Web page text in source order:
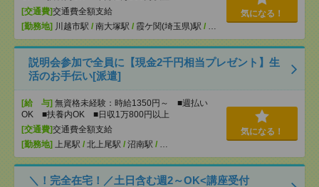
[交通費]交通費全額支給
[勤務地] 川越市駅 / 南大塚駅 / 霞ケ関(埼玉県)駅 / …
気になる！
説明会参加で全員に【現金2千円相当プレゼント】生
活のお手伝い[派遣]
[給 与] 無資格未経験：時給1350円～ ■週払い
OK ■扶養内OK ■日収1万800円以上
[交通費]交通費全額支給
[勤務地] 上尾駅 / 北上尾駅 / 沼南駅 / …
気になる！
＼！完全在宅！／土日含む週2～OK<講座受付